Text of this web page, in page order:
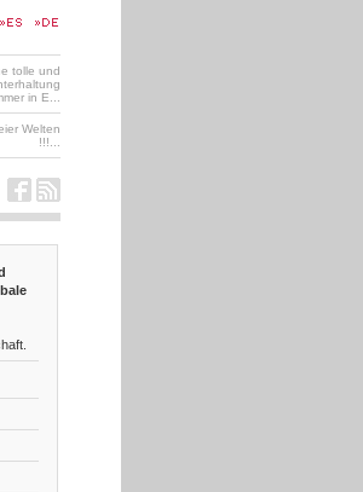
tolle und
in E...
Welten
!!!...